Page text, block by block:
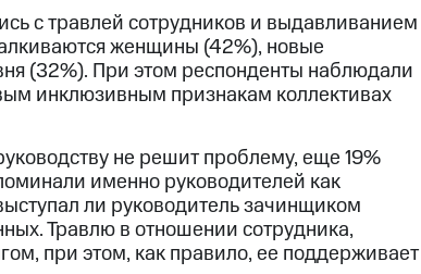
с травлей сотрудников и выдавливанием
женщины (42%), новые
(32%). При этом респонденты наблюдали
инклюзивным признакам коллективах
не решит проблему, еще 19%
именно руководителей как
ли руководитель зачинщиком
Травлю в отношении сотрудника,
при этом, как правило, ее поддерживает